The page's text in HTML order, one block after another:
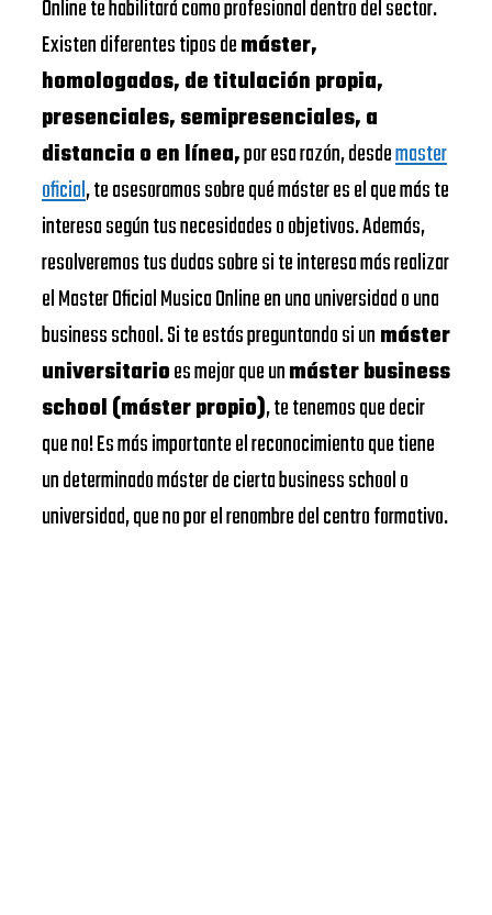
Online te habilitará como profesional dentro del sector.
Existen diferentes tipos demáster,
homologados, de titulación propia,
presenciales, semipresenciales, a
distancia o en línea,por esa razón, desdemaster
oficial, te asesoramos sobre qué máster es el que más te
interesa según tus necesidades o objetivos. Además,
resolveremos tus dudas sobre si te interesa más realizar
el Master Oficial Musica Online en una universidad o una
business school. Si te estás preguntando si unmáster
universitarioes mejor que unmáster business
school (máster propio), te tenemos que decir
que no! Es más importante el reconocimiento que tiene
un determinado máster de cierta business school o
universidad, que no por el renombre del centro formativo.